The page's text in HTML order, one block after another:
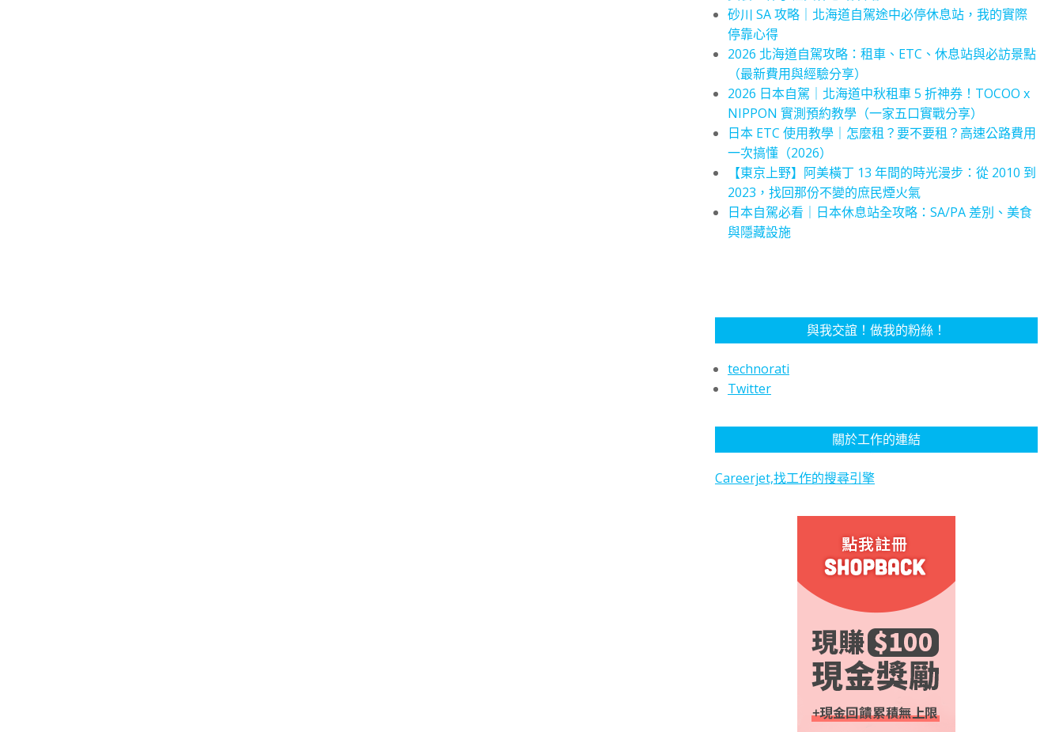
砂川 SA 攻略｜北海道自駕途中必停休息站，我的實際
停靠心得
2026 北海道自駕攻略：租車、ETC、休息站與必訪景點
（最新費用與經驗分享）
2026 日本自駕｜北海道中秋租車 5 折神券！TOCOO x
NIPPON 實測預約教學（一家五口實戰分享）
日本 ETC 使用教學｜怎麼租？要不要租？高速公路費用
一次搞懂（2026）
【東京上野】阿美橫丁 13 年間的時光漫步：從 2010 到
2023，找回那份不變的庶民煙火氣
日本自駕必看｜日本休息站全攻略：SA/PA 差別、美食
與隱藏設施
與我交誼！做我的粉絲！
technorati
Twitter
關於工作的連結
Careerjet,找工作的搜尋引擎